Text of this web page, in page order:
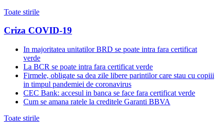
Toate stirile
Criza COVID-19
In majoritatea unitatilor BRD se poate intra fara certificat
verde
La BCR se poate intra fara certificat verde
Firmele, obligate sa dea zile libere parintilor care stau cu copiii
in timpul pandemiei de coronavirus
CEC Bank: accesul in banca se face fara certificat verde
Cum se amana ratele la creditele Garanti BBVA
Toate stirile